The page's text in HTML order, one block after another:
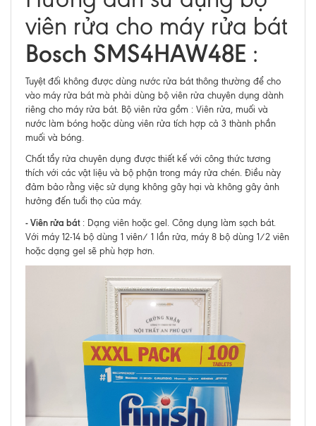
viên rửa cho máy rửa bát
Bosch SMS4HAW48E :
Tuyệt đối không được dùng nước rửa bát thông thường để cho
vào máy rửa bát mà phải dùng bộ viên rửa chuyên dụng dành
riêng cho máy rửa bát. Bộ viên rửa gồm : Viên rửa, muối và
nước làm bóng hoặc dùng viên rửa tích hợp cả 3 thành phần
muối và bóng.
Chất tẩy rửa chuyên dụng được thiết kế với công thức tương
thích với các vật liệu và bộ phận trong máy rửa chén. Điều này
đảm bảo rằng việc sử dụng không gây hại và không gây ảnh
hưởng đến tuổi thọ của máy.
- Viên rửa bát : Dạng viên hoặc gel. Công dụng làm sạch bát.
Với máy 12-14 bộ dùng 1 viên/ 1 lần rửa, máy 8 bộ dùng 1/2 viên
hoặc dạng gel sẽ phù hợp hơn.